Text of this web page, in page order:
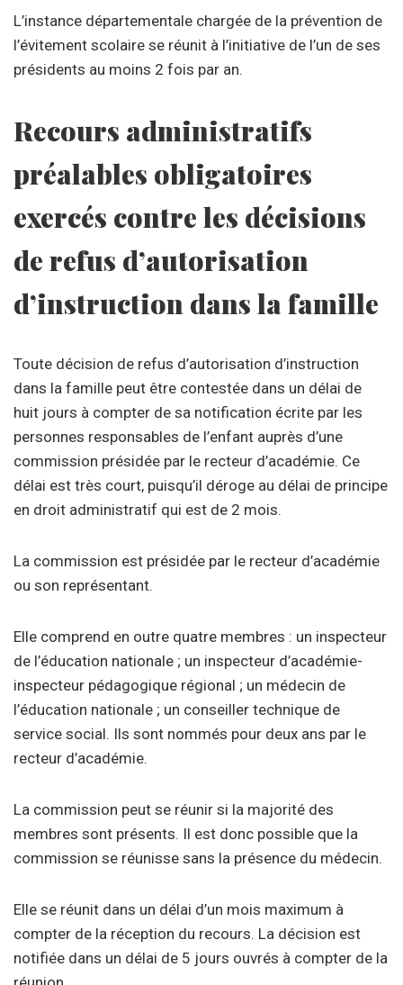
L’instance départementale chargée de la prévention de
l’évitement scolaire se réunit à l’initiative de l’un de ses
présidents au moins 2 fois par an.
Recours administratifs
préalables obligatoires
exercés contre les décisions
de refus d’autorisation
d’instruction dans la famille
Toute décision de refus d’autorisation d’instruction
dans la famille peut être contestée dans un délai de
huit jours à compter de sa notification écrite par les
personnes responsables de l’enfant auprès d’une
commission présidée par le recteur d’académie. Ce
délai est très court, puisqu’il déroge au délai de principe
en droit administratif qui est de 2 mois.
La commission est présidée par le recteur d’académie
ou son représentant.
Elle comprend en outre quatre membres : un inspecteur
de l’éducation nationale ; un inspecteur d’académie-
inspecteur pédagogique régional ; un médecin de
l’éducation nationale ; un conseiller technique de
service social. Ils sont nommés pour deux ans par le
recteur d’académie.
La commission peut se réunir si la majorité des
membres sont présents. Il est donc possible que la
commission se réunisse sans la présence du médecin.
Elle se réunit dans un délai d’un mois maximum à
compter de la réception du recours. La décision est
notifiée dans un délai de 5 jours ouvrés à compter de la